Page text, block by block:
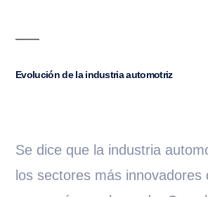
Evolución de la industria automotriz
Se dice que la industria
los sectores más innovadores